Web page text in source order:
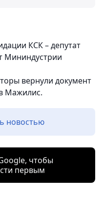
КСК – депутат
Мининдустрии
вернули документ
Мажилис.
новостью
чтобы
первым